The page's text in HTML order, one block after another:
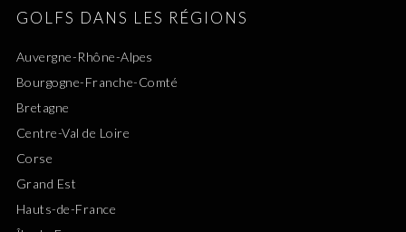
GOLFS DANS LES RÉGIONS
Auvergne-Rhône-Alpes
Bourgogne-Franche-Comté
Bretagne
Centre-Val de Loire
Corse
Grand Est
Hauts-de-France